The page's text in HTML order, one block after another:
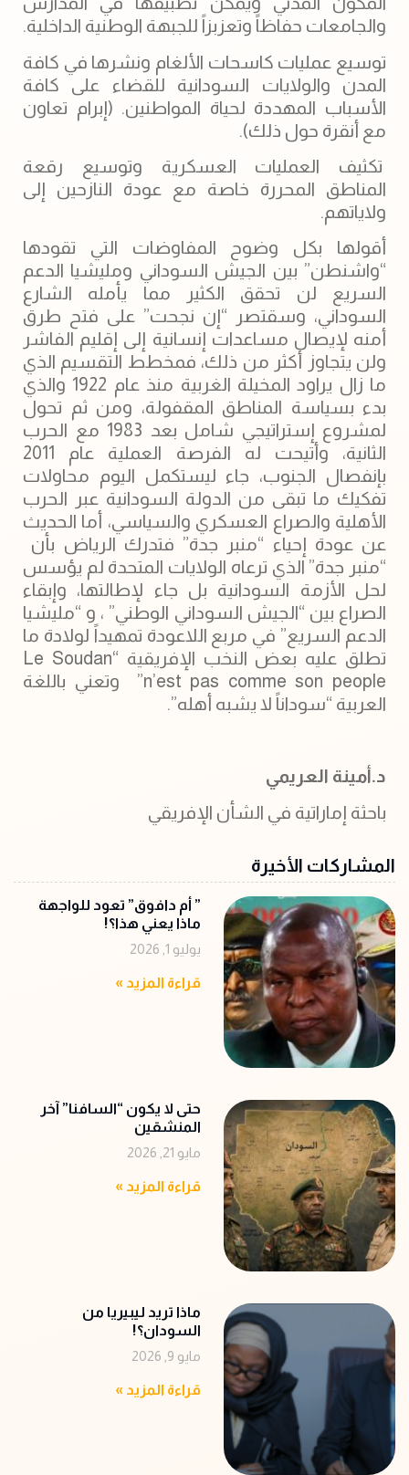
والجامعات حفاظاً وتعزبزاً للجبهة الوطنية الداخلية.
توسيع عمليات كاسحات الألغام ونشرها في كافة
المدن والولايات السودانية للقضاء على كافة
الأسباب المهددة لحياة المواطنين. (إبرام تعاون
مع أنقرة حول ذلك).
تكثيف العمليات العسكرية وتوسيع رقعة
المناطق المحررة خاصة مع عودة النازحين إلى
ولاياتهم.
أقولها بكل وضوح المفاوضات التي تقودها
“واشنطن” بين الجيش السوداني ومليشيا الدعم
السريع لن تحقق الكثير مما يأمله الشارع
السوداني، وسقتصر “إن نجحت” على فتح طرق
أمنه لإيصال مساعدات إنسانية إلى إقليم الفاشر
ولن يتجاوز أكثر من ذلك، فمخطط التقسيم الذي
ما زال يراود المخيلة الغربية منذ عام 1922 والذي
بدء بسياسة المناطق المقفولة، ومن ثم تحول
لمشروع إستراتيجي شامل بعد 1983 مع الحرب
الثانية، وأتيحت له الفرصة العملية عام 2011
بإنفصال الجنوب، جاء ليستكمل اليوم محاولات
تفكيك ما تبقى من الدولة السودانية عبر الحرب
الأهلية والصراع العسكري والسياسي، أما الحديث
عن عودة إحياء “منبر جدة” فتدرك الرياض بأن
“منبر جدة” الذي ترعاه الولايات المتحدة لم يؤسس
لحل الأزمة السودانية بل جاء لإطالتها، وإبقاء
الصراع بين “الجيش السوداني الوطني” ، و “مليشيا
الدعم السريع” في مربع اللاعودة تمهيداً لولادة ما
تطلق عليه بعض النخب الإفريقية “Le Soudan
n’est pas comme son people” وتعني باللغة
العربية “سوداناً لا يشبه أهله”.
د.أمينة العريمي
باحثة إماراتية في الشأن الإفريقي
المشاركات الأخيرة
‏” أم دافوق” تعود للواجهة
ماذا يعني هذا؟!
يوليو 1, 2026
قراءة المزيد »
حتى لا يكون “السافنا” آخر
المنشقين
مايو 21, 2026
قراءة المزيد »
ماذا تريد ليبيريا من
السودان؟!
مايو 9, 2026
قراءة المزيد »